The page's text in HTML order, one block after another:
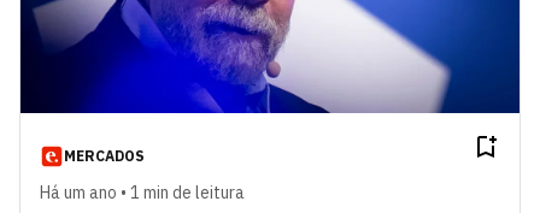
MERCADOS
Há um ano • 1 min de leitura